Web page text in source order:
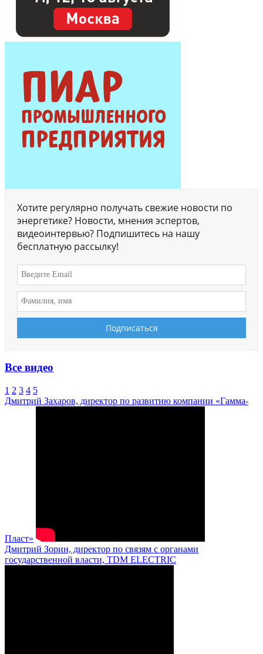
Хотите регулярно получать свежие новости по
энергетике? Новости, мнения эспертов,
видеоинтервью? Подпишитесь на нашу
бесплатную рассылку!
Все видео
1 2 3 4 5
Дмитрий Захаров, директор по развитию компании «Гамма-
Пласт»
Дмитрий Зорин, директор по связям с органами
государственной власти, TDM ELECTRIC